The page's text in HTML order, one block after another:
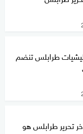
طرابلس تنضم
تحرير طرابلس هو